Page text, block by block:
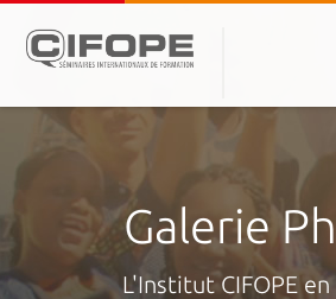
PARIS
DAKAR
MONTREAL
Galerie
L'Institut CIFOPE en